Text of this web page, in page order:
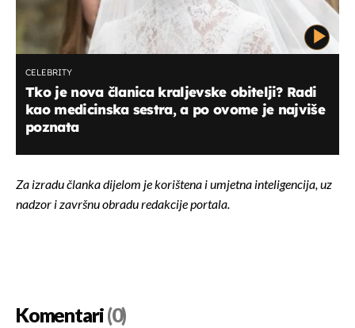
CELEBRITY
Tko je nova članica kraljevske obitelji? Radi
kao medicinska sestra, a po ovome je najviše
poznata
Za izradu članka dijelom je korištena i umjetna inteligencija, uz
nadzor i završnu obradu redakcije portala.
Komentari(0)